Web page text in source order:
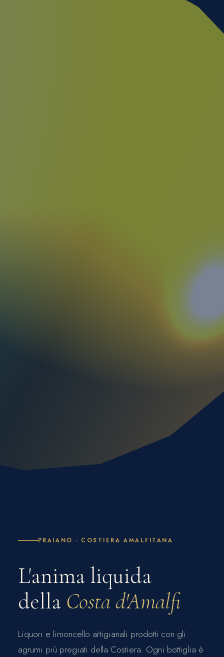
PRAIANO · COSTIERA AMALFITANA
L'anima liquida
della Costa d'Amalfi
Liquori e limoncello artigianali prodotti con gli
agrumi più pregiati della Costiera. Ogni bottiglia è